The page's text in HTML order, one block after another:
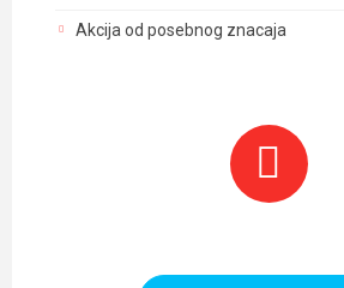
Akcija od posebnog znacaja